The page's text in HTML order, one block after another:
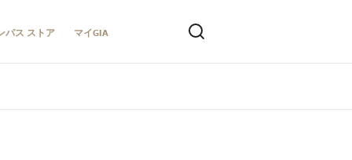
パス ストア マイGIA